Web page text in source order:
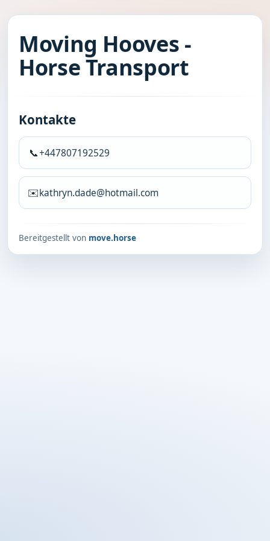
Moving Hooves -
Horse Transport
Kontakte
📞+447807192529
✉️kathryn.dade@hotmail.com
Bereitgestellt von move.horse